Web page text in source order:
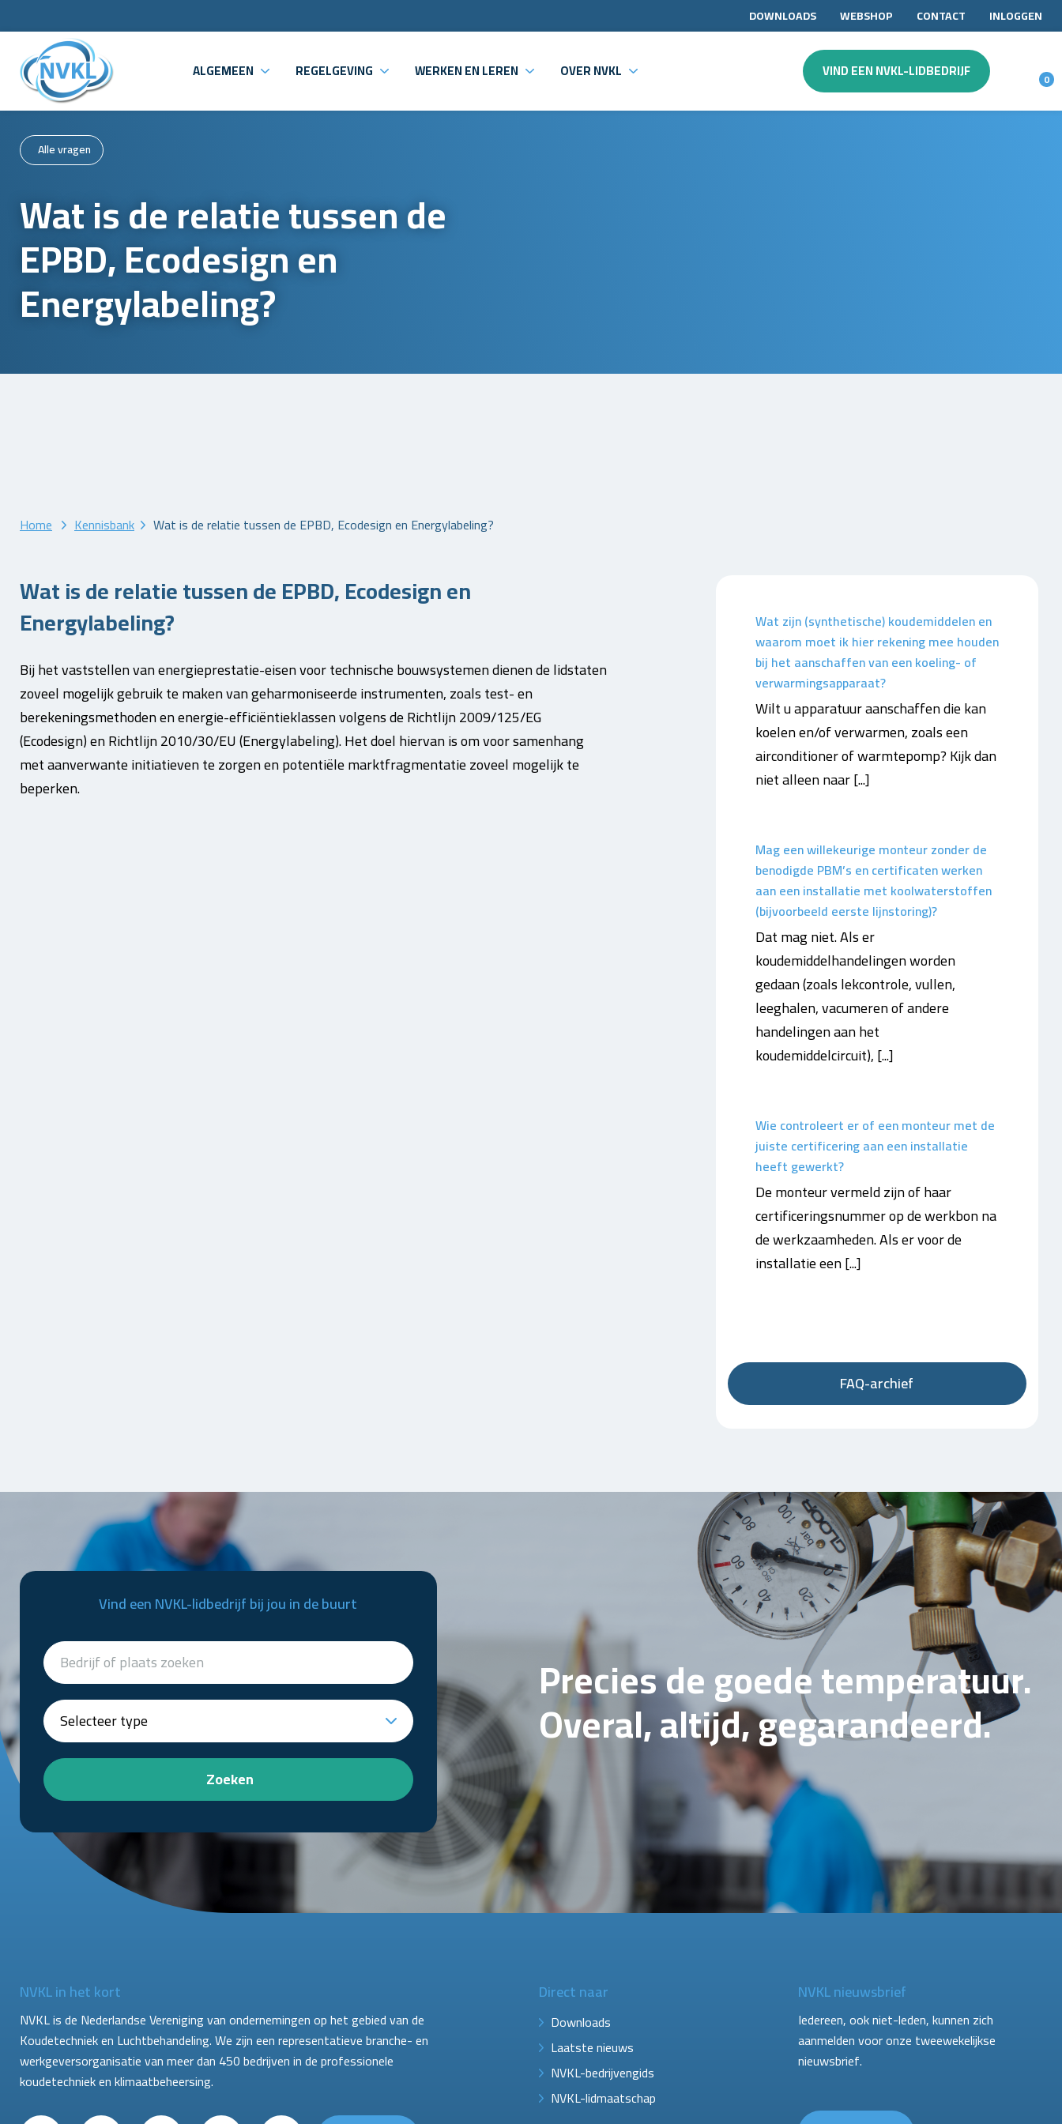
DOWNLOADS WEBSHOP CONTACT INLOGGEN
ALGEMEEN REGELGEVING WERKEN EN LEREN OVER NVKL VIND EEN NVKL-LIDBEDRIJF 0
Alle vragen
Wat is de relatie tussen de
EPBD, Ecodesign en
Energylabeling?
Home Kennisbank Wat is de relatie tussen de EPBD, Ecodesign en Energylabeling?
Wat is de relatie tussen de EPBD, Ecodesign en
Energylabeling?
Bij het vaststellen van energieprestatie-eisen voor technische bouwsystemen dienen de lidstaten
zoveel mogelijk gebruik te maken van geharmoniseerde instrumenten, zoals test- en
berekeningsmethoden en energie-efficiëntieklassen volgens de Richtlijn 2009/125/EG
(Ecodesign) en Richtlijn 2010/30/EU (Energylabeling). Het doel hiervan is om voor samenhang
met aanverwante initiatieven te zorgen en potentiële marktfragmentatie zoveel mogelijk te
beperken.
Wat zijn (synthetische) koudemiddelen en
waarom moet ik hier rekening mee houden
bij het aanschaffen van een koeling- of
verwarmingsapparaat?
Wilt u apparatuur aanschaffen die kan
koelen en/of verwarmen, zoals een
airconditioner of warmtepomp? Kijk dan
niet alleen naar [...]
Mag een willekeurige monteur zonder de
benodigde PBM’s en certificaten werken
aan een installatie met koolwaterstoffen
(bijvoorbeeld eerste lijnstoring)?
Dat mag niet. Als er
koudemiddelhandelingen worden
gedaan (zoals lekcontrole, vullen,
leeghalen, vacumeren of andere
handelingen aan het
koudemiddelcircuit), [...]
Wie controleert er of een monteur met de
juiste certificering aan een installatie
heeft gewerkt?
De monteur vermeld zijn of haar
certificeringsnummer op de werkbon na
de werkzaamheden. Als er voor de
installatie een [...]
FAQ-archief
Vind een NVKL-lidbedrijf bij jou in de buurt
Zoeken
Precies de goede temperatuur.
Overal, altijd, gegarandeerd.
NVKL in het kort
NVKL is de Nederlandse Vereniging van ondernemingen op het gebied van de
Koudetechniek en Luchtbehandeling. We zijn een representatieve branche- en
werkgeversorganisatie van meer dan 450 bedrijven in de professionele
koudetechniek en klimaatbeheersing.
Direct naar
Downloads
Laatste nieuws
NVKL-bedrijvengids
NVKL-lidmaatschap
NVKL nieuwsbrief
Iedereen, ook niet-leden, kunnen zich
aanmelden voor onze tweewekelijkse
nieuwsbrief.